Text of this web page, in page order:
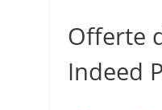
Offerte
Indeed